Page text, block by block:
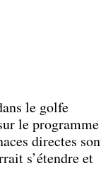
le golfe
le programme
directes
s’étendre et